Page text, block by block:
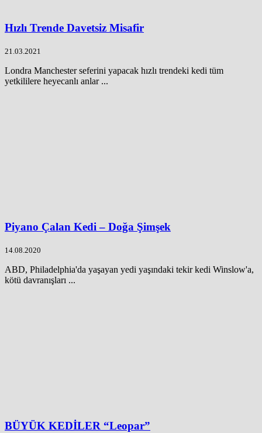
Hızlı Trende Davetsiz Misafir
21.03.2021
Londra Manchester seferini yapacak hızlı trendeki kedi tüm
yetkililere heyecanlı anlar ...
Piyano Çalan Kedi – Doğa Şimşek
14.08.2020
ABD, Philadelphia'da yaşayan yedi yaşındaki tekir kedi Winslow'a,
kötü davranışları ...
BÜYÜK KEDİLER “Leopar”